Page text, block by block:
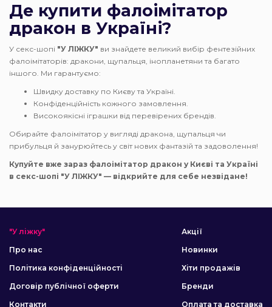
Де купити фалоімітатор
дракон в Україні?
У секс-шопі "У ЛІЖКУ" ви знайдете великий вибір фентезійних
фалоімітаторів: дракони, щупальця, інопланетяни та багато
іншого. Ми гарантуємо:
Швидку доставку по Києву та Україні.
Конфіденційність кожного замовлення.
Високоякісні іграшки від перевірених брендів.
Обирайте фалоімітатор у вигляді дракона, щупальця чи
прибульця й занурюйтесь у світ нових фантазій та задоволення!
Купуйте вже зараз фалоімітатор дракон у Києві та Україні
в секс-шопі "У ЛІЖКУ" — відкрийте для себе незвідане!
"У ліжку"
Про нас
Політика конфіденційності
Договір публічної оферти
Контакти
Акції
Новинки
Хіти продажів
Бренди
Оплата та доставка